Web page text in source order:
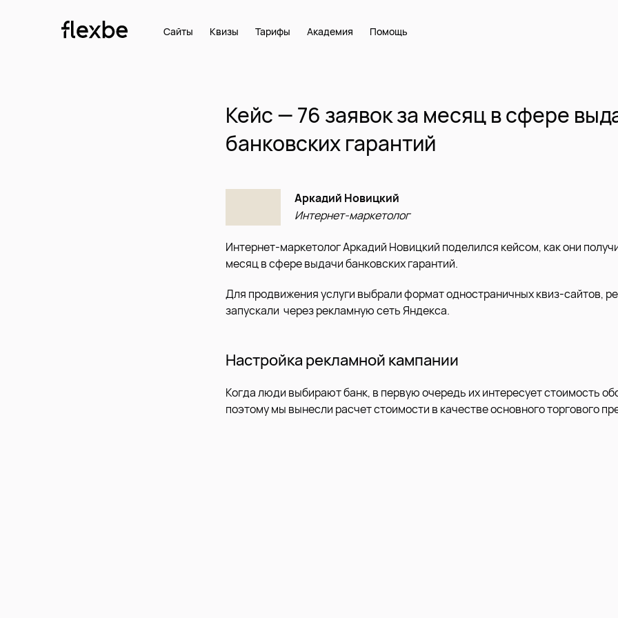
Сайты Квизы Тарифы Академия Помощь
Кейс — 76 заявок за месяц в сфере
банковских гарантий
Аркадий Новицкий
Интернет-маркетолог
Интернет-маркетолог Аркадий Новицкий поделился кейсом, как они
месяц в сфере выдачи банковских гарантий.
Для продвижения услуги выбрали формат одностраничных квиз-сайтов,
запускали через рекламную сеть Яндекса.
Настройка рекламной кампании
Когда люди выбирают банк, в первую очередь их интересует стоимость
поэтому мы вынесли расчет стоимости в качестве основного торгового